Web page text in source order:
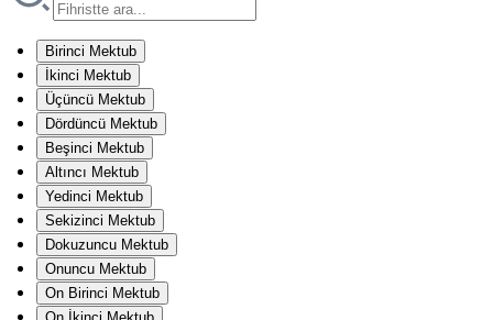
Birinci Mektub
İkinci Mektub
Üçüncü Mektub
Dördüncü Mektub
Beşinci Mektub
Altıncı Mektub
Yedinci Mektub
Sekizinci Mektub
Dokuzuncu Mektub
Onuncu Mektub
On Birinci Mektub